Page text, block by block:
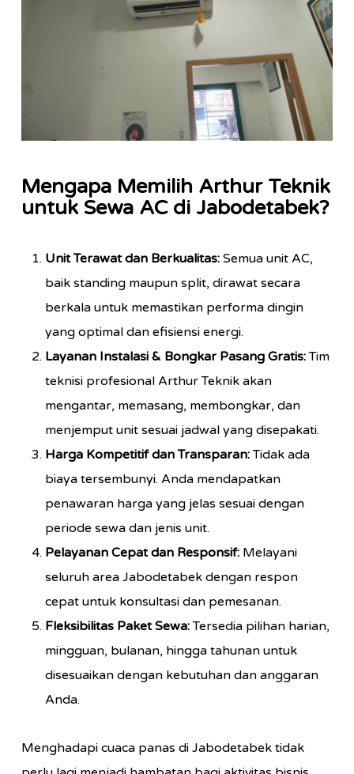
Mengapa Memilih Arthur Teknik
untuk Sewa AC di Jabodetabek?
Unit Terawat dan Berkualitas:Semua unit AC,
baik standing maupun split, dirawat secara
berkala untuk memastikan performa dingin
yang optimal dan efisiensi energi.
Layanan Instalasi & Bongkar Pasang Gratis:Tim
teknisi profesional Arthur Teknik akan
mengantar, memasang, membongkar, dan
menjemput unit sesuai jadwal yang disepakati.
Harga Kompetitif dan Transparan:Tidak ada
biaya tersembunyi. Anda mendapatkan
penawaran harga yang jelas sesuai dengan
periode sewa dan jenis unit.
Pelayanan Cepat dan Responsif:Melayani
seluruh area Jabodetabek dengan respon
cepat untuk konsultasi dan pemesanan.
Fleksibilitas Paket Sewa:Tersedia pilihan harian,
mingguan, bulanan, hingga tahunan untuk
disesuaikan dengan kebutuhan dan anggaran
Anda.
Menghadapi cuaca panas di Jabodetabek tidak